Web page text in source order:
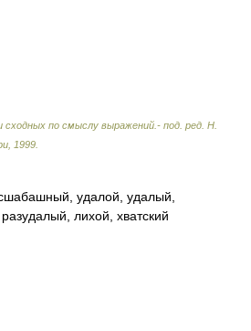
сходных по смыслу выражений.- под. ред. Н.
1999
удалой, удалый,
лихой, хватский